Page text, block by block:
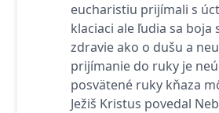
eucharistiu prijímali s
klaciaci ale ľudia sa boja
zdravie ako o dušu a
prijímanie do ruky je
posvätené ruky kňaza
Ježiš Kristus povedal